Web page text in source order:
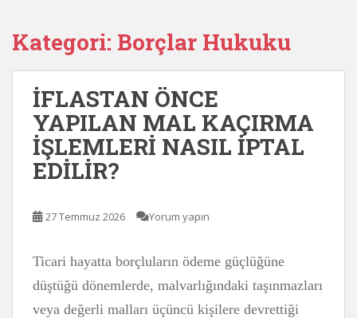
Kategori: Borçlar Hukuku
İFLASTAN ÖNCE
YAPILAN MAL KAÇIRMA
İŞLEMLERİ NASIL İPTAL
EDİLİR?
27 Temmuz 2026 Yorum yapın
Ticari hayatta borçluların ödeme güçlüğüne
düştüğü dönemlerde, malvarlığındaki taşınmazları
veya değerli malları üçüncü kişilere devrettiği